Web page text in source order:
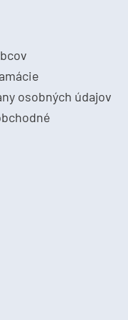
osobných údajov